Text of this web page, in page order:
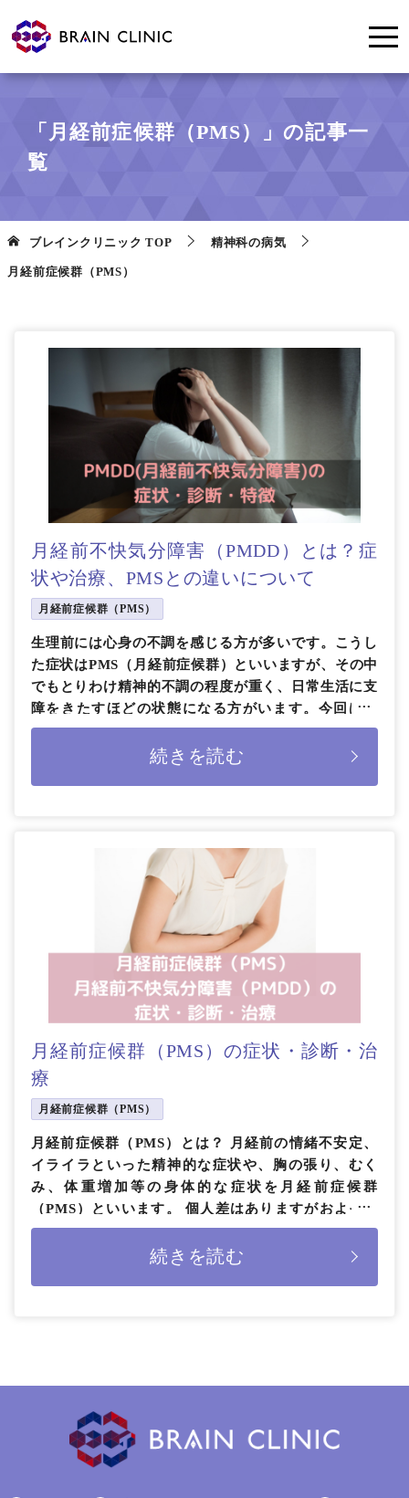
「月経前症候群（PMS）」の記事一
覧
ブレインクリニック TOP 精神科の病気
月経前症候群（PMS）
月経前不快気分障害（PMDD）とは？症
状や治療、PMSとの違いについて
月経前症候群（PMS）
生理前には心身の不調を感じる方が多いです。こうし
た症状はPMS（月経前症候群）といいますが、その中
でもとりわけ精神的不調の程度が重く、日常生活に支
障をきたすほどの状態になる方がいます。今回は、
PMDD（月経前不快気分障害 […]
続きを読む
月経前症候群（PMS）の症状・診断・治
療
月経前症候群（PMS）
月経前症候群（PMS）とは？ 月経前の情緒不安定、
イライラといった精神的な症状や、胸の張り、むく
み、体重増加等の身体的な症状を月経前症候群
（PMS）といいます。 個人差はありますがおよそ月
経前の3～10日前に起こることが […]
続きを読む